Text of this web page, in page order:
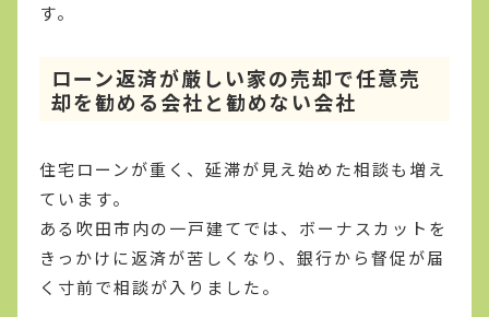
す。
ローン返済が厳しい家の売却で任意売
却を勧める会社と勧めない会社
住宅ローンが重く、延滞が見え始めた相談も増え
ています。
ある吹田市内の一戸建てでは、ボーナスカットを
きっかけに返済が苦しくなり、銀行から督促が届
く寸前で相談が入りました。